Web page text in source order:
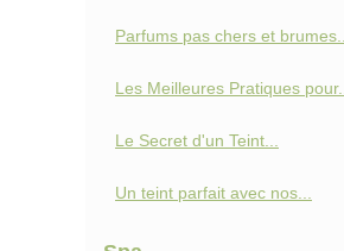
Parfums pas chers et brumes...
Les Meilleures Pratiques pour...
Le Secret d'un Teint...
Un teint parfait avec nos...